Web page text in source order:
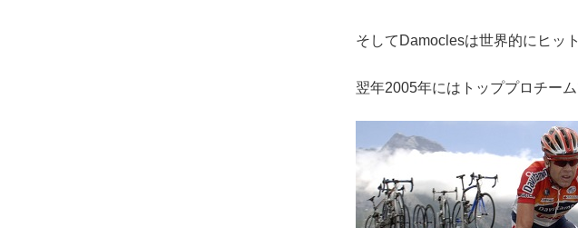
そしてDamoclesは世界的にヒッ
翌年2005年にはトッププロチー